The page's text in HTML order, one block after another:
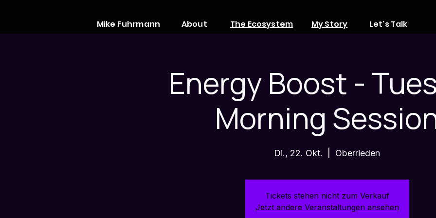
Mike Fuhrmann About The Ecosystem My Story Let's Talk
Energy Boost -
Morning
Di., 22. Okt. Oberrieden
Tickets stehen nicht zum Verkauf
Jetzt andere Veranstaltungen ansehen